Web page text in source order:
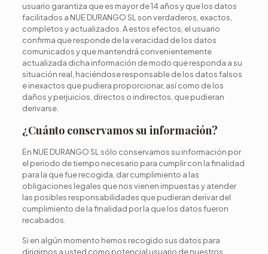
usuario garantiza que es mayor de 14 años y que los datos
facilitados a NUE DURANGO SL son verdaderos, exactos,
completos y actualizados. A estos efectos, el usuario
confirma que responde de la veracidad de los datos
comunicados y que mantendrá convenientemente
actualizada dicha información de modo que responda a su
situación real, haciéndose responsable de los datos falsos
e inexactos que pudiera proporcionar, así como de los
daños y perjuicios, directos o indirectos, que pudieran
derivarse.
¿Cuánto conservamos su información?
En NUE DURANGO SL sólo conservamos su información por
el periodo de tiempo necesario para cumplir con la finalidad
para la que fue recogida, dar cumplimiento a las
obligaciones legales que nos vienen impuestas y atender
las posibles responsabilidades que pudieran derivar del
cumplimiento de la finalidad por la que los datos fueron
recabados.
Si en algún momento hemos recogido sus datos para
dirigirnos a usted como potencial usuario de nuestros